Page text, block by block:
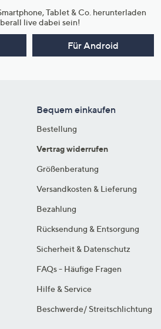
Tablet & Co. herunterladen
live dabei sein!
Für Android
Bequem einkaufen
Bestellung
Vertrag widerrufen
Größenberatung
Versandkosten & Lieferung
Bezahlung
Rücksendung & Entsorgung
Sicherheit & Datenschutz
FAQs - Häufige Fragen
Hilfe & Service
Beschwerde/ Streitschlichtung